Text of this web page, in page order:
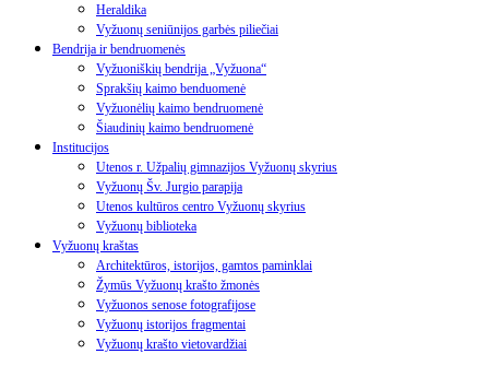
Heraldika
Vyžuonų seniūnijos garbės piliečiai
Bendrija ir bendruomenės
Vyžuoniškių bendrija „Vyžuona“
Sprakšių kaimo benduomenė
Vyžuonėlių kaimo bendruomenė
Šiaudinių kaimo bendruomenė
Institucijos
Utenos r. Užpalių gimnazijos Vyžuonų skyrius
Vyžuonų Šv. Jurgio parapija
Utenos kultūros centro Vyžuonų skyrius
Vyžuonų biblioteka
Vyžuonų kraštas
Architektūros, istorijos, gamtos paminklai
Žymūs Vyžuonų krašto žmonės
Vyžuonos senose fotografijose
Vyžuonų istorijos fragmentai
Vyžuonų krašto vietovardžiai